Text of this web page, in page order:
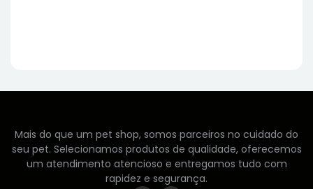
Mais do que um pet shop, somos parceiros no cuidado do
seu pet. Selecionamos produtos de qualidade, oferecemos
um atendimento atencioso e entregamos tudo com
rapidez e segurança.